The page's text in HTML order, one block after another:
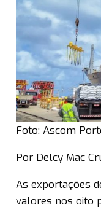
Foto: Ascom
Por Delcy Mac
As exportações
valores nos oito